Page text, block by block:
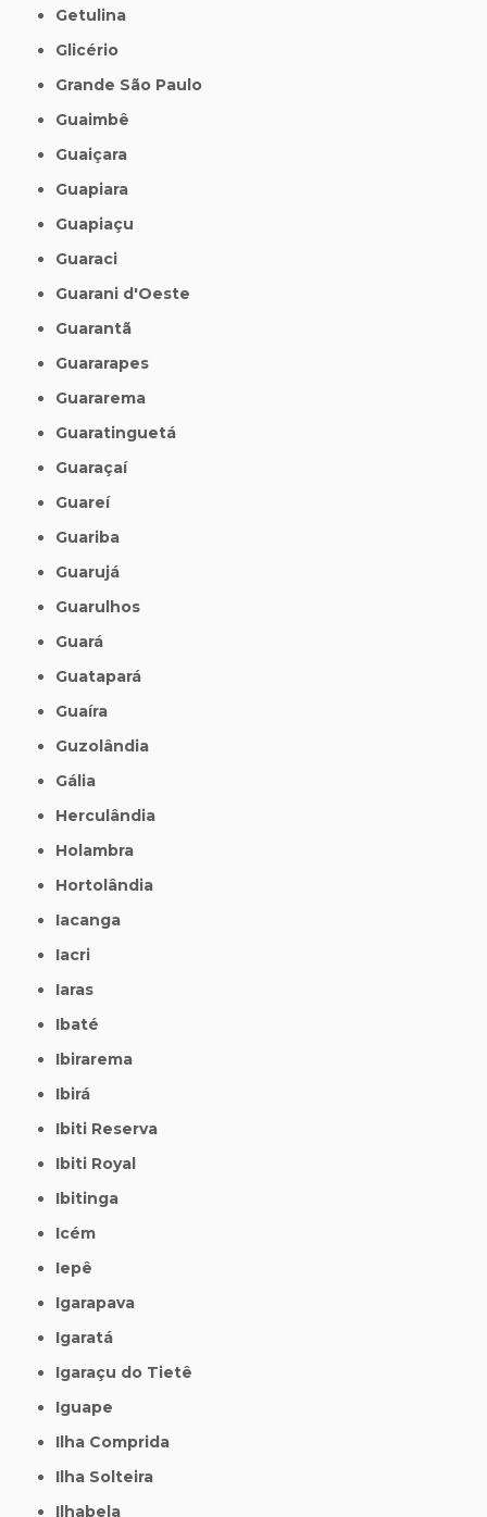
Getulina
Glicério
Grande São Paulo
Guaimbê
Guaiçara
Guapiara
Guapiaçu
Guaraci
Guarani d'Oeste
Guarantã
Guararapes
Guararema
Guaratinguetá
Guaraçaí
Guareí
Guariba
Guarujá
Guarulhos
Guará
Guatapará
Guaíra
Guzolândia
Gália
Herculândia
Holambra
Hortolândia
Iacanga
Iacri
Iaras
Ibaté
Ibirarema
Ibirá
Ibiti Reserva
Ibiti Royal
Ibitinga
Icém
Iepê
Igarapava
Igaratá
Igaraçu do Tietê
Iguape
Ilha Comprida
Ilha Solteira
Ilhabela